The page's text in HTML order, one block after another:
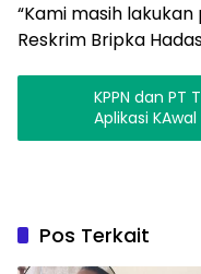
“Kami masih
Reskrim Bripka
KPPN dan PT
Aplikasi KAwal
Pos Terkait